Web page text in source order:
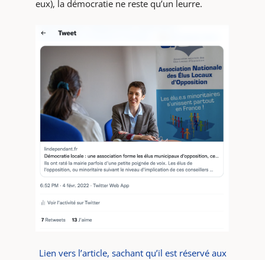
eux), la démocratie ne reste qu’un leurre.
Lien vers l’article, sachant qu’il est réservé aux